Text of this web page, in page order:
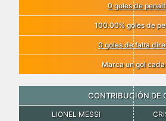
0 goles de
100.00% goles de
0 goles de falta
Marca un gol cada
CONTRIBUCIÓN DE
LIONEL MESSI